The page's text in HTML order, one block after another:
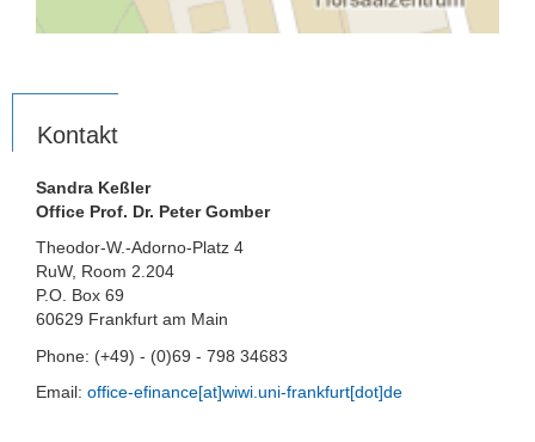
Kontakt
Sandra Keßler
Office Prof. Dr. Peter Gomber
Theodor-W.-Adorno-Platz 4
RuW, Room 2.204
P.O. Box 69
60629 Frankfurt am Main
Phone: (+49) - (0)69 - 798 34683
Email: office-efinance[at]wiwi.uni-frankfurt[dot]de